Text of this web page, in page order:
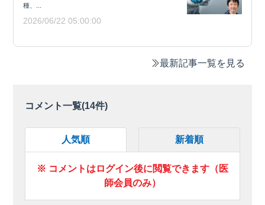
種、...
2026/06/22 05:00:00
最新記事一覧を見る
コメント一覧(14件)
人気順 新着順
※ コメントはログイン後に閲覧できます（医
師会員のみ）